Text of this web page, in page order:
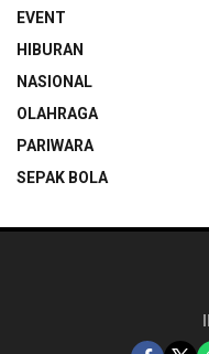
EVENT
HIBURAN
NASIONAL
OLAHRAGA
PARIWARA
SEPAK BOLA